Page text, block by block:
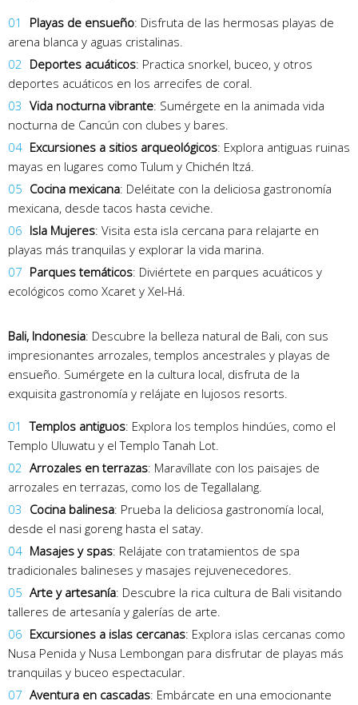
Playas de ensueño: Disfruta de las hermosas playas de
arena blanca y aguas cristalinas.
Deportes acuáticos: Practica snorkel, buceo, y otros
deportes acuáticos en los arrecifes de coral.
Vida nocturna vibrante: Sumérgete en la animada vida
nocturna de Cancún con clubes y bares.
Excursiones a sitios arqueológicos: Explora antiguas ruinas
mayas en lugares como Tulum y Chichén Itzá.
Cocina mexicana: Deléitate con la deliciosa gastronomía
mexicana, desde tacos hasta ceviche.
Isla Mujeres: Visita esta isla cercana para relajarte en
playas más tranquilas y explorar la vida marina.
Parques temáticos: Diviértete en parques acuáticos y
ecológicos como Xcaret y Xel-Há.
Bali, Indonesia: Descubre la belleza natural de Bali, con sus
impresionantes arrozales, templos ancestrales y playas de
ensueño. Sumérgete en la cultura local, disfruta de la
exquisita gastronomía y relájate en lujosos resorts.
Templos antiguos: Explora los templos hindúes, como el
Templo Uluwatu y el Templo Tanah Lot.
Arrozales en terrazas: Maravíllate con los paisajes de
arrozales en terrazas, como los de Tegallalang.
Cocina balinesa: Prueba la deliciosa gastronomía local,
desde el nasi goreng hasta el satay.
Masajes y spas: Relájate con tratamientos de spa
tradicionales balineses y masajes rejuvenecedores.
Arte y artesanía: Descubre la rica cultura de Bali visitando
talleres de artesanía y galerías de arte.
Excursiones a islas cercanas: Explora islas cercanas como
Nusa Penida y Nusa Lembongan para disfrutar de playas más
tranquilas y buceo espectacular.
Aventura en cascadas: Embárcate en una emocionante